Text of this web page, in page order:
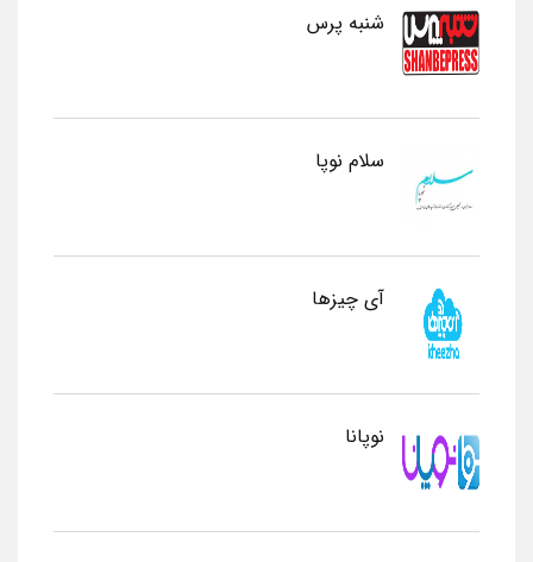
شنبه پرس
سلام نوپا
آی چیزها
نوپانا